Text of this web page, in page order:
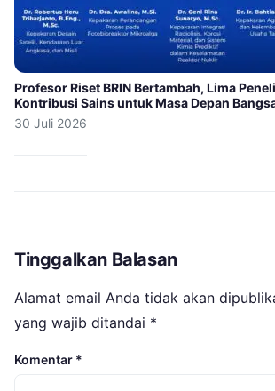
Profesor Riset BRIN Bertambah, Lima
Kontribusi Sains untuk Masa Depan
30 Juli 2026
Tinggalkan Balasan
Alamat email Anda tidak akan
yang wajib ditandai *
Komentar *